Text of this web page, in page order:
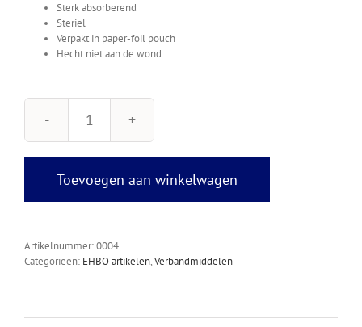
Sterk absorberend
Steriel
Verpakt in paper-foil pouch
Hecht niet aan de wond
Niet-
verklevend
kompres
x
10
Toevoegen aan winkelwagen
Artikelnummer:0004
Categorieën: EHBO artikelen,Verbandmiddelen